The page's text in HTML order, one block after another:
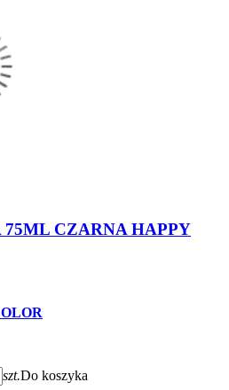
CZARNA HAPPY
szt.Do koszyka